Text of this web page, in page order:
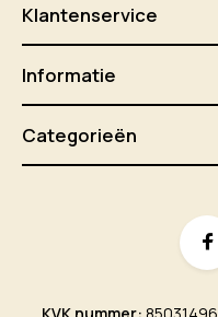
Klantenservice
Informatie
Categorieën